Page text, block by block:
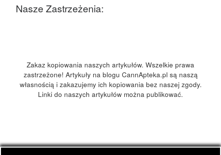
Nasze Zastrzeżenia:
Zakaz kopiowania naszych artykułów. Wszelkie prawa
zastrzeżone! Artykuły na blogu CannApteka.pl są naszą
własnością i zakazujemy ich kopiowania bez naszej zgody.
Linki do naszych artykułów można publikować.